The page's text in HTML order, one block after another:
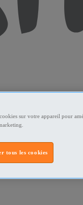
sur votre appareil pour
tous les cookies